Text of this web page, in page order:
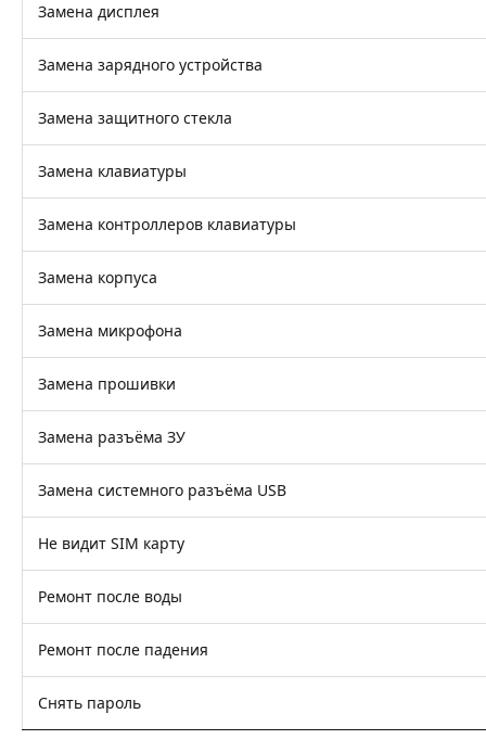
Замена дисплея
Замена зарядного устройства
Замена защитного стекла
Замена клавиатуры
Замена контроллеров клавиатуры
Замена корпуса
Замена микрофона
Замена прошивки
Замена разъёма ЗУ
Замена системного разъёма USB
Не видит SIM карту
Ремонт после воды
Ремонт после падения
Снять пароль